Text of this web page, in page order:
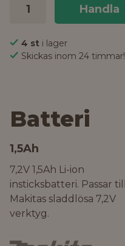
Handla
4 st i lager
Skickas inom 24 timmar!
Batteri
1,5Ah
7,2V 1,5Ah Li-ion
insticksbatteri. Passar till
Makitas sladdlösa 7,2V
verktyg.